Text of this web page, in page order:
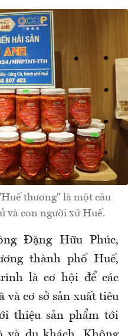
thương" là một câu
và con người xứ Huế.
Đặng Hữu Phúc,
thành phố Huế,
là cơ hội để các
và cơ sở sản xuất tiêu
thiệu sản phẩm tới